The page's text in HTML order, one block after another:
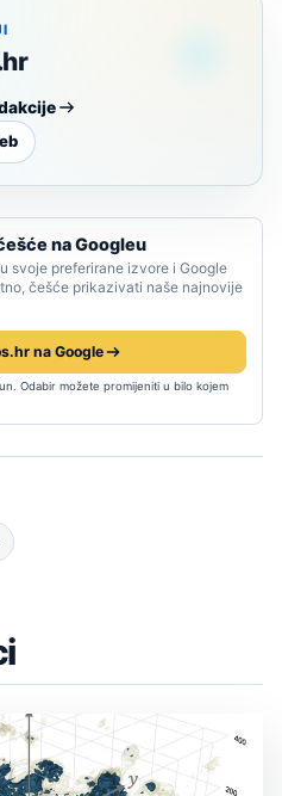
na Googleu
svoje preferirane izvore i Google
češće prikazivati naše najnovije
na Google
Odabir možete promijeniti u bilo kojem